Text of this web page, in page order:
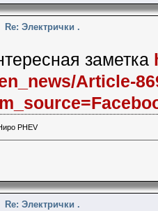
Re: Электрички .
заметка
Article-
PHEV
Re: Электрички .